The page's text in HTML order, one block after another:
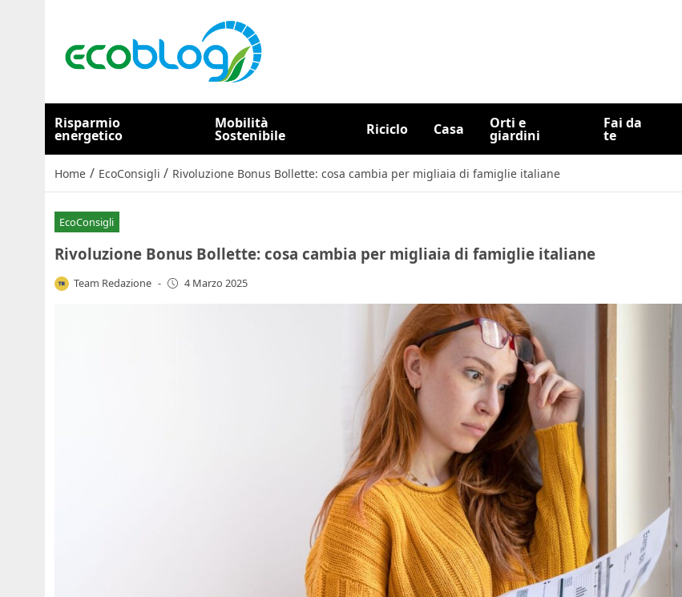
Risparmio
energetico
Mobilità
Sostenibile Riciclo Casa Orti e
giardini
Fai da
te
Home / EcoConsigli / Rivoluzione Bonus Bollette: cosa cambia per migliaia di famiglie italiane
EcoConsigli
Rivoluzione Bonus Bollette: cosa cambia per migliaia di famiglie italiane
Team Redazione - 4 Marzo 2025